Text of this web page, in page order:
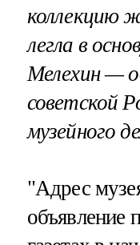
коллекцию
легла в
Мелехин —
советской
музейного
"Адрес
объявление